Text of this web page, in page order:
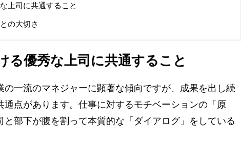
上司に共通すること
の大切さ
る優秀な上司に共通すること
一流のマネジャーに顕著な傾向ですが、成果を出し続
通点があります。仕事に対するモチベーションの「原
と部下が腹を割って本質的な「ダイアログ」をしている